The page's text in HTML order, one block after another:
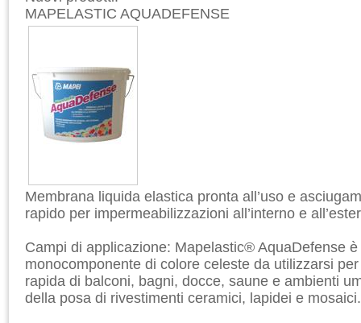
MAPELASTIC AQUADEFENSE
Membrana liquida elastica pronta all’uso e
rapido per impermeabilizzazioni all’interno e
Campi di applicazione: Mapelastic® AquaDefense
monocomponente di colore celeste da utilizzarsi
rapida di balconi, bagni, docce, saune e ambienti
della posa di rivestimenti ceramici, lapidei e mosaici.